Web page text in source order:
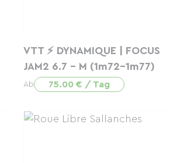
VTT ⚡ DYNAMIQUE | FOCUS
JAM2 6.7 - M (1m72-1m77)
Ab 75.00 € / Tag